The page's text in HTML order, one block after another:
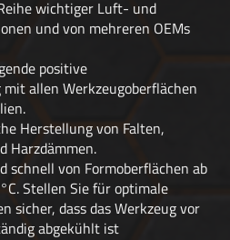
wichtiger Luft- und
und von mehreren OEMs
positive
allen Werkzeugoberflächen
Herstellung von Falten,
Harzdämmen.
schnell von Formoberflächen ab
Stellen Sie für optimale
sicher, dass das Werkzeug vor
abgekühlt ist